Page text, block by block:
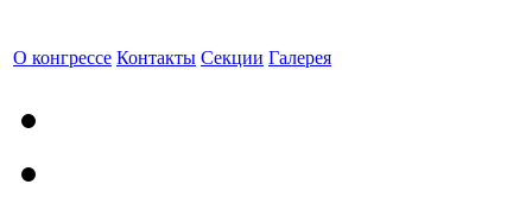
О конгрессе Контакты Секции Галерея